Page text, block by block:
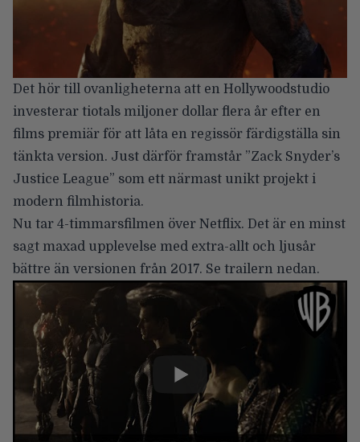
Det hör till ovanligheterna att en Hollywoodstudio
investerar tiotals miljoner dollar flera år efter en
films premiär för att låta en regissör färdigställa sin
tänkta version. Just därför framstår ”Zack Snyder’s
Justice League” som ett närmast unikt projekt i
modern filmhistoria.
Nu tar 4-timmarsfilmen över Netflix. Det är en minst
sagt maxad upplevelse med extra-allt och ljusår
bättre än versionen från 2017. Se trailern nedan.